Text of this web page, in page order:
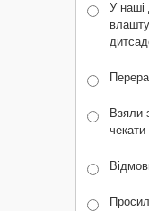
У наші
Взяли
чекати